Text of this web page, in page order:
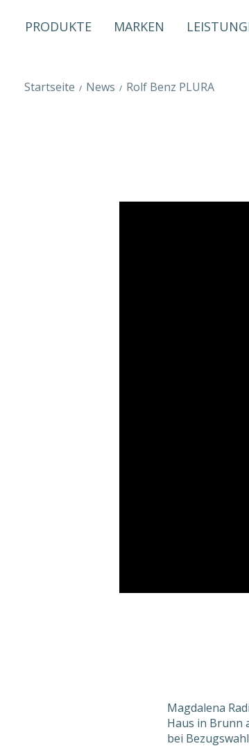
PRODUKTE MARKEN
Startseite News Rolf Benz PLURA
Magdalena
Haus in Brunn
bei